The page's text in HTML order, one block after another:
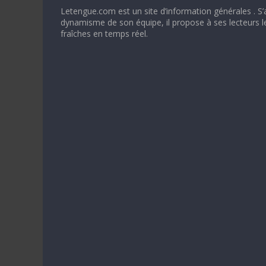
Letengue.com est un site d’information générales .
dynamisme de son équipe, il propose à ses lecteurs
fraîches en temps réel.